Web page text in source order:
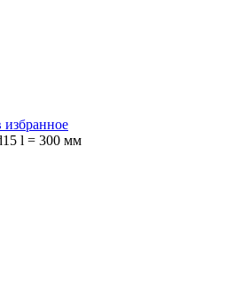
избранное
l = 300 мм